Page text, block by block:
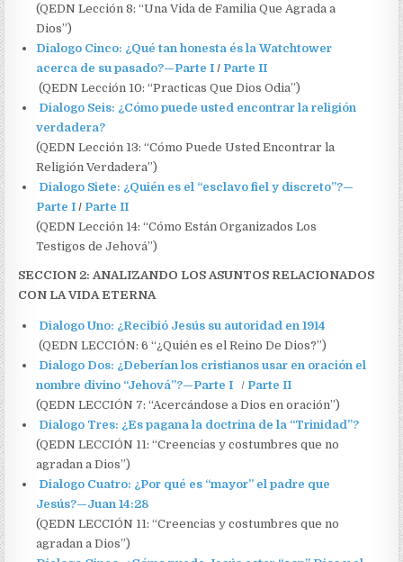
(QEDN Lección 8: “Una Vida de Familia Que Agrada a
Dios”)
Dialogo Cinco: ¿Qué tan honesta és la Watchtower
acerca de su pasado?—Parte I / Parte II
(QEDN Lección 10: “Practicas Que Dios Odia”)
Dialogo Seis: ¿Cómo puede usted encontrar la religión
verdadera?
(QEDN Lección 13: “Cómo Puede Usted Encontrar la
Religión Verdadera”)
Dialogo Siete: ¿Quién es el “esclavo fiel y discreto”?—
Parte I / Parte II
(QEDN Lección 14: “Cómo Están Organizados Los
Testigos de Jehová”)
SECCION 2: ANALIZANDO LOS ASUNTOS RELACIONADOS
CON LA VIDA ETERNA
Dialogo Uno: ¿Recibió Jesús su autoridad en 1914
(QEDN LECCIÓN: 6 “¿Quién es el Reino De Dios?”)
Dialogo Dos: ¿Deberían los cristianos usar en oración el
nombre divino “Jehová”?—Parte I
/ Parte II
(QEDN LECCIÓN 7: “Acercándose a Dios en oración”)
Dialogo Tres: ¿Es pagana la doctrina de la “Trinidad”?
(QEDN LECCIÓN 11: “Creencias y costumbres que no
agradan a Dios”)
Dialogo Cuatro: ¿Por qué es “mayor” el padre que
Jesús?—Juan 14:28
(QEDN LECCIÓN 11: “Creencias y costumbres que no
agradan a Dios”)